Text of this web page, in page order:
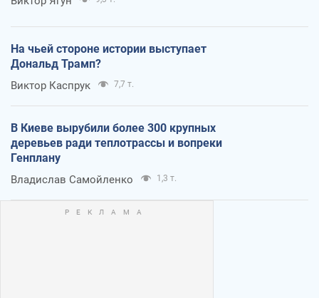
На чьей стороне истории выступает
Дональд Трамп?
Виктор Каспрук 7,7 т.
В Киеве вырубили более 300 крупных
деревьев ради теплотрассы и вопреки
Генплану
Владислав Самойленко 1,3 т.